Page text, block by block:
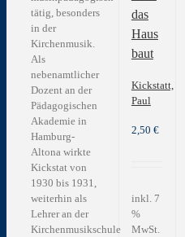
das
Haus
baut
Kickstatt,
Paul
2,50 €
inkl. 7
%
MwSt.
tätig, besonders
in der
Kirchenmusik.
Als
nebenamtlicher
Dozent an der
Pädagogischen
Akademie in
Hamburg-
Altona wirkte
Kickstat von
1930 bis 1931,
weiterhin als
Lehrer an der
Kirchenmusikschule